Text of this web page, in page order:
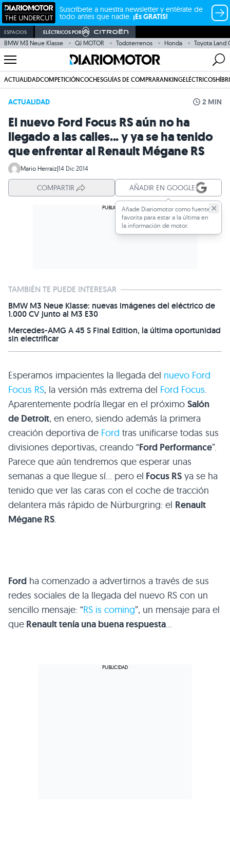
Suscríbete a nuestra newsletter y entérate de
todo antes que nadie. ¡Es GRATIS!
ESPACIOS ELÉCTRICOS POR
BMW M3 Neue Klasse QJ MOTOR Todoterrenos Honda Toyota Land
ACTUALIDADCOMPETICIÓNCOCHESGUÍAS DE COMPRARANKINGELÉCTRICOS
ACTUALIDAD 2 MIN
El nuevo Ford Focus RS aún no ha
llegado a las calles... y ya se ha tenido
que enfrentar al Renault Mégane RS
Mario Herraiz|14 Dic 2014
COMPARTIR AÑADIR EN GOOGLE
Añade Diariomotor como fuente
favorita para estar a la última en
la información de motor.
TAMBIÉN TE PUEDE INTERESAR
BMW M3 Neue Klasse: nuevas imágenes del eléctrico de
1.000 CV junto al M3 E30
Mercedes-AMG A 45 S Final Edition, la última oportunidad
sin electrificar
Esperamos impacientes la llegada del nuevo Ford
Focus RS, la versión más extrema del Ford Focus.
Aparentemente podría llegar en el próximo Salón
de Detroit, en enero, siendo además la primera
creación deportiva de Ford tras unificarse todas sus
divisiones deportivas, creando “Ford Performance”.
Parece que aún tendremos que esperar unas
semanas a que llegue sí… pero el Focus RS ya se ha
tenido que ver las caras con el coche de tracción
delantera más rápido de Nürburgring: el Renault
Mégane RS.
Ford ha comenzado a advertirnos a través de sus
redes sociales de la llegada del nuevo RS con un
sencillo mensaje: “RS is coming”, un mensaje para el
que Renault tenía una buena respuesta…